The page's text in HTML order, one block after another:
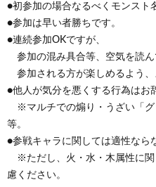
●初参加の場合なるべくモンスト
●参加は早い者勝ちです。
●連続参加OKですが、
参加の混み具合等、空気を読ん
参加される方が楽しめるよう、
●他人が気分を悪くする行為はお
※マルチでの煽り・うざい「グ
等。
●参戦キャラに関しては適性なら
※ただし、火・水・木属性に関
慮ください。